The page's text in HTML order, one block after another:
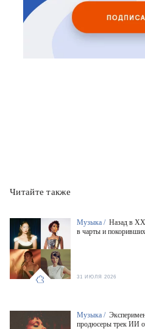
Читайте также
Музыка / Назад в
в чарты и
31 ИЮЛЯ 2026
Музыка /
продюсеры трек ИИ